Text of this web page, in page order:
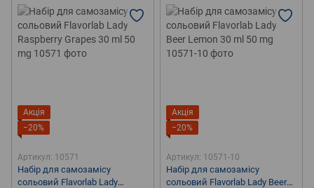
Акція
−20%
Артикул: 10571
Набір для самозамісу
сольовий Flavorlab Lady
Акція
−20%
Артикул: 10571-10
Набір для самозамісу
сольовий Flavorlab Lady Beer